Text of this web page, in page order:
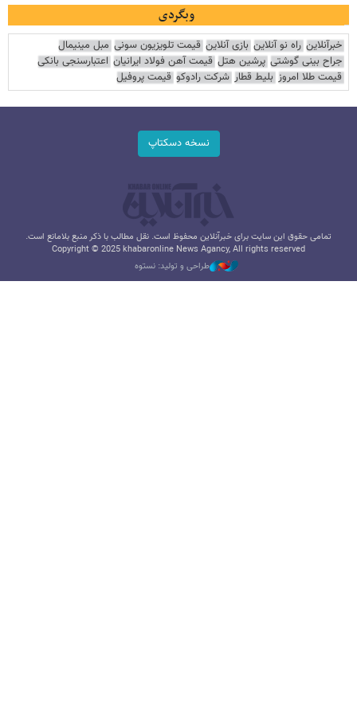
وبگردی
خبرآنلاین راه نو آنلاین بازی آنلاین قیمت تلویزیون سونی مبل مینیمال
جراح بینی گوشتی پرشین هتل قیمت آهن فولاد ایرانیان اعتبارسنجی بانکی
قیمت طلا امروز بلیط قطار شرکت رادوکو قیمت پروفیل
نسخه دسکتاپ
تمامی حقوق این سایت برای خبرآنلاین محفوظ است. نقل مطالب با ذکر منبع بلامانع است.
Copyright © 2025 khabaronline News Agancy, All rights reserved
طراحی و تولید: نستوه